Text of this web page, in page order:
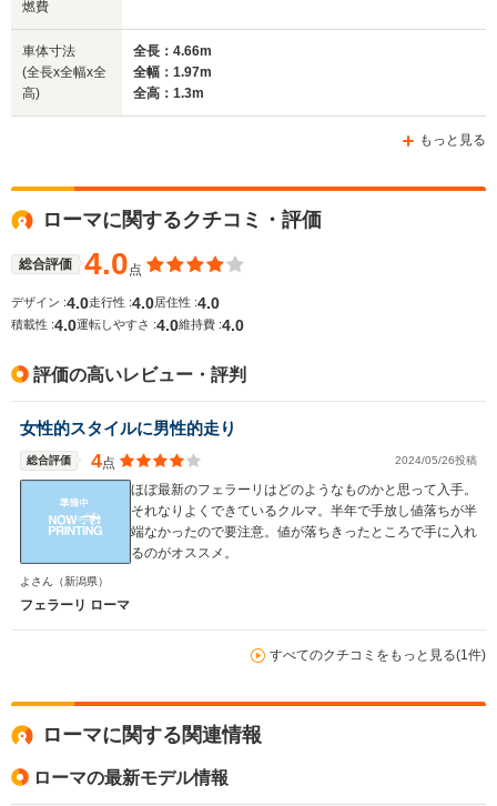
(全長x全幅x全高)
WLTCモード
燃費
燃費
車体寸法
(全長x全幅x全
高)
全長：4.66m
全幅：1.97m
全高：1.3m
もっと見る
ローマに関するクチコミ・評価
総合評価 4.0点
デザイン :4.0走行性 :4.0 居住性 :4.0
積載性 :4.0運転しやすさ :4.0維持費 :4.0
評価の高いレビュー・評判
女性的スタイルに男性的走り
総合評価 4点 2024/05/26投稿
ほぼ最新のフェラーリはどのようなものかと思って入手。
それなりよくできているクルマ。半年で手放し値落ちが半
端なかったので要注意。値が落ちきったところで手に入れ
るのがオススメ。
よさん （新潟県）
フェラーリ ローマ
すべてのクチコミをもっと見る(1件)
ローマに関する関連情報
ローマの最新モデル情報